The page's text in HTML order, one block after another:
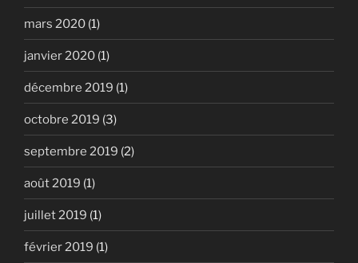
mars 2020 (1)
janvier 2020 (1)
décembre 2019 (1)
octobre 2019 (3)
septembre 2019 (2)
août 2019 (1)
juillet 2019 (1)
février 2019 (1)